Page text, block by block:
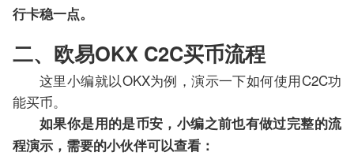
行卡稳一点。
二、欧易OKX C2C买币流程
这里小编就以OKX为例，演示一下如何使用C2C功
能买币。
如果你是用的是币安，小编之前也有做过完整的流
程演示，需要的小伙伴可以查看：